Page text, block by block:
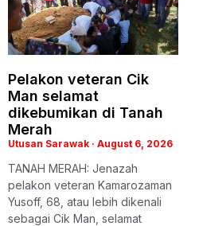
Pelakon veteran Cik
Man selamat
dikebumikan di Tanah
Merah
Utusan Sarawak August 6, 2026
TANAH MERAH: Jenazah
pelakon veteran Kamarozaman
Yusoff, 68, atau lebih dikenali
sebagai Cik Man, selamat